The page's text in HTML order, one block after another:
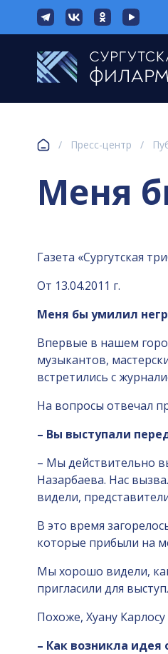
/ Пресс-центр /
Меня
Газета «Сургутская
От 13.04.2011 г.
Меня бы умилил
Впервые в нашем
музыкантов,
встретились с
На вопросы отвечал
– Вы выступали
– Мы действительно
Назарбаева. Нас
видели,
В это время
которые прибыли на
Мы хорошо видели,
пригласили для
Похоже, Хуану
– Как возникла